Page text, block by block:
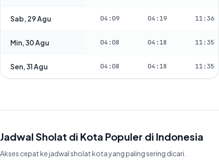
Sab, 29 Agu 04:09 04:19 11:36
Min, 30 Agu 04:08 04:18 11:35
Sen, 31 Agu 04:08 04:18 11:35
Jadwal Sholat di Kota Populer di Indonesia
Akses cepat ke jadwal sholat kota yang paling sering dicari.